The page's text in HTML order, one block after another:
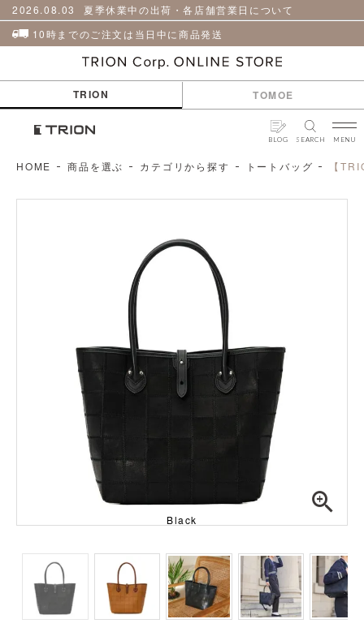
2026.08.03
夏季休業中の出荷・各店舗営業日について
10時までのご注文は当日中に商品発送
TRION TOMOE
BLOG SEARCH MENU
革
小
物
ア
品
HOME 商品を選ぶ カテゴリから探す トートバッグ 【
Black